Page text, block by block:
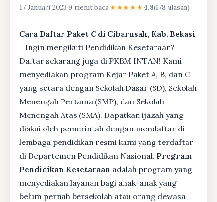
17 Januari 2023·9 menit baca·★★★★★4.8(178 ulasan)
Cara Daftar Paket C di Cibarusah, Kab. Bekasi
- Ingin mengikuti Pendidikan Kesetaraan?
Daftar sekarang juga di PKBM INTAN! Kami
menyediakan program Kejar Paket A, B, dan C
yang setara dengan Sekolah Dasar (SD), Sekolah
Menengah Pertama (SMP), dan Sekolah
Menengah Atas (SMA). Dapatkan ijazah yang
diakui oleh pemerintah dengan mendaftar di
lembaga pendidikan resmi kami yang terdaftar
di Departemen Pendidikan Nasional. Program
Pendidikan Kesetaraan adalah program yang
menyediakan layanan bagi anak-anak yang
belum pernah bersekolah atau orang dewasa